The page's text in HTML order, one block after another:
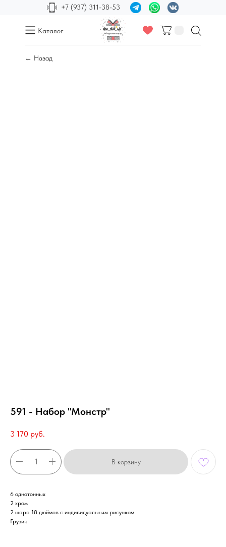
+7 (937) 311-38-53
Каталог
← Назад
591 - Набор "Монстр"
3 170 руб.
В корзину
6 однотонных
2 хром
2 шара 18 дюймов с индивидуальным рисунком
Грузик